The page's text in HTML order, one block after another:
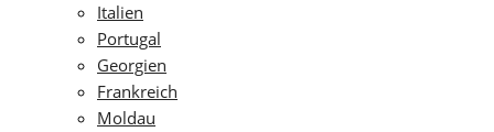
Italien
Portugal
Georgien
Frankreich
Moldau